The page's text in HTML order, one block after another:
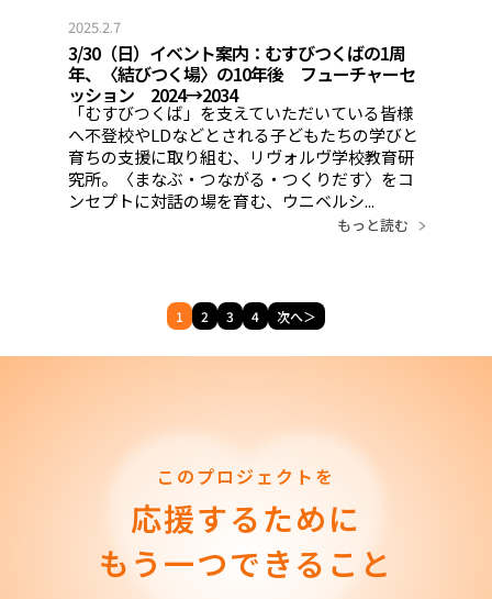
2025.2.7
3/30（日）イベント案内：むすびつくばの1周
年、〈結びつく場〉の10年後 フューチャーセ
ッション 2024→2034
「むすびつくば」を支えていただいている皆様
へ不登校やLDなどとされる子どもたちの学びと
育ちの支援に取り組む、リヴォルヴ学校教育研
究所。〈まなぶ・つながる・つくりだす〉をコ
ンセプトに対話の場を育む、ウニベルシ...
もっと読む
1 2 3 4 次へ＞
このプロジェクトを
応援するために
もう一つできること